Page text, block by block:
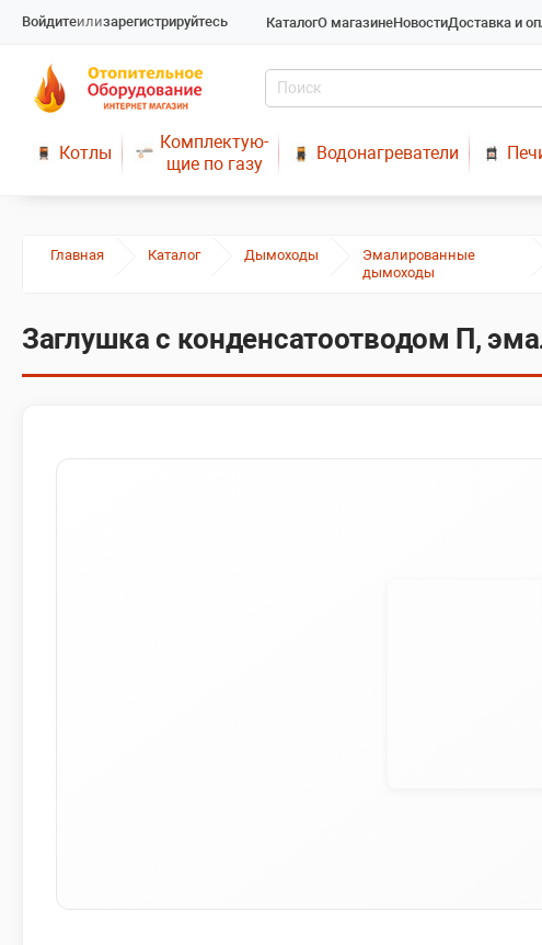
Войдитеилизарегистрируйтесь КаталогО магазинеНовостиДоставка и
Котлы
Комплектую-
щие по газу
Водонагреватели
Главная Каталог Дымоходы
Эмалированные
дымоходы
Заглушка с конденсатоотводом П,